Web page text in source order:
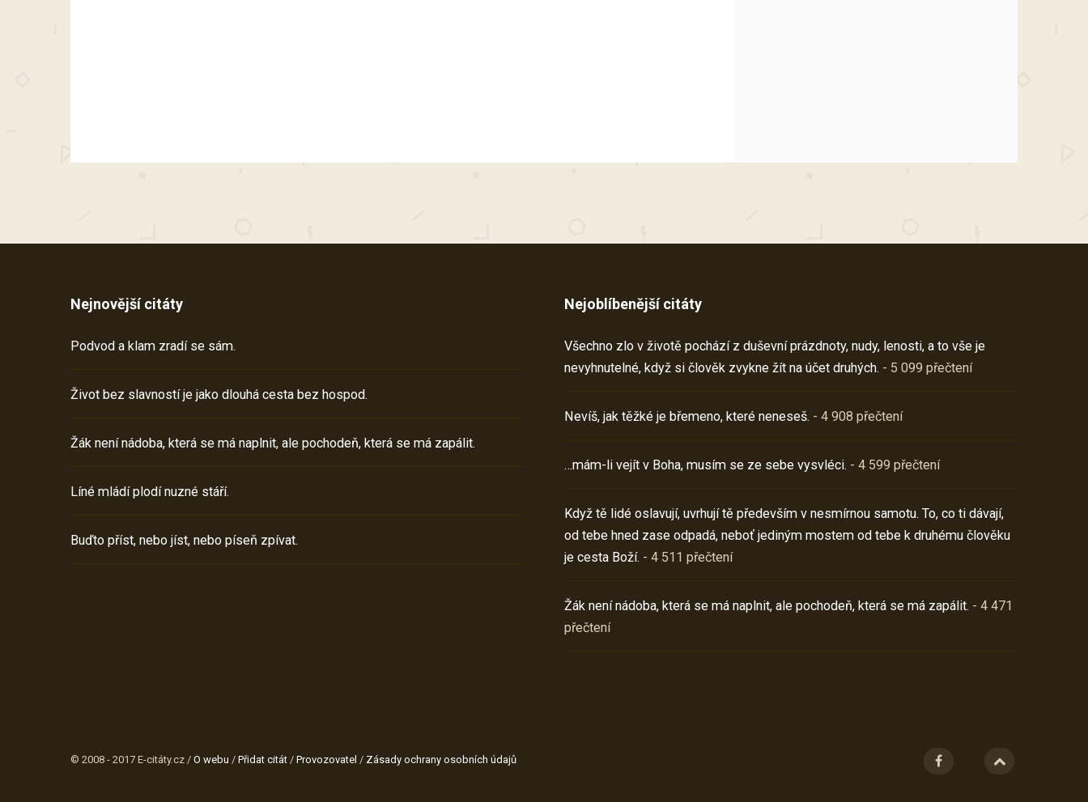
Nejnovější citáty
Podvod a klam zradí se sám.
Život bez slavností je jako dlouhá cesta bez hospod.
Žák není nádoba, která se má naplnit, ale pochodeň, která se má zapálit.
Líné mládí plodí nuzné stáří.
Buďto příst, nebo jíst, nebo píseň zpívat.
Nejoblíbenější citáty
Všechno zlo v životě pochází z duševní prázdnoty, nudy, lenosti, a to vše je
nevyhnutelné, když si člověk zvykne žít na účet druhých. - 5 099 přečtení
Nevíš, jak těžké je břemeno, které neneseš. - 4 908 přečtení
…mám-li vejít v Boha, musím se ze sebe vysvléci. - 4 599 přečtení
Když tě lidé oslavují, uvrhují tě především v nesmírnou samotu. To, co ti dávají,
od tebe hned zase odpadá, neboť jediným mostem od tebe k druhému člověku
je cesta Boží. - 4 511 přečtení
Žák není nádoba, která se má naplnit, ale pochodeň, která se má zapálit. - 4 471
přečtení
© 2008 - 2017 E-citáty.cz / O webu / Přidat citát / Provozovatel / Zásady ochrany osobních údajů